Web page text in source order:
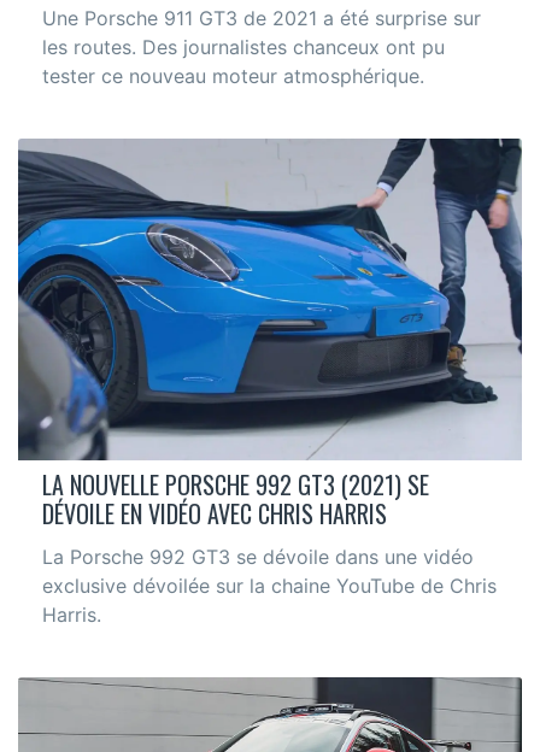
Une Porsche 911 GT3 de 2021 a été surprise sur
les routes. Des journalistes chanceux ont pu
tester ce nouveau moteur atmosphérique.
LA NOUVELLE PORSCHE 992 GT3 (2021) SE
DÉVOILE EN VIDÉO AVEC CHRIS HARRIS
La Porsche 992 GT3 se dévoile dans une vidéo
exclusive dévoilée sur la chaine YouTube de Chris
Harris.